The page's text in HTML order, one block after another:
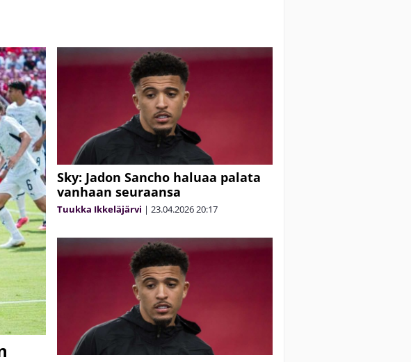
Sky: Jadon Sancho haluaa palata
vanhaan seuraansa
Tuukka Ikkeläjärvi | 23.04.202620:17